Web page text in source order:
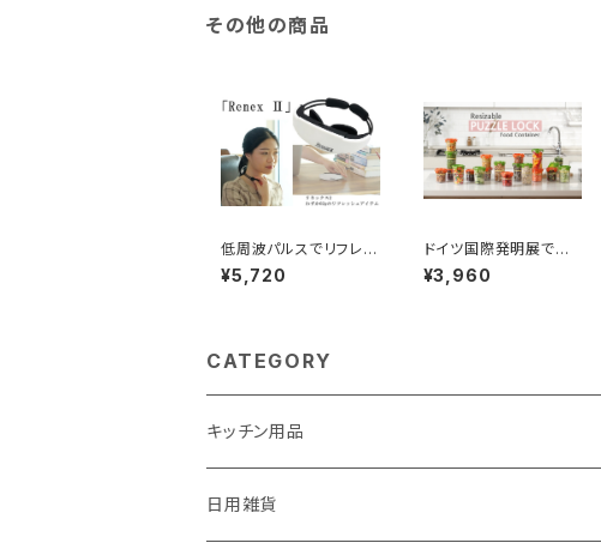
その他の商品
低周波パルスでリフレッ
シュ【リネックス2】
¥5,720
ドイツ国際発明展で金
賞受賞！伸縮自在のフ
ードコンテナ 【パズルロ
¥3,960
CATEGORY
キッチン用品
包丁ナイフなどの刃物専用研ぎ器 ソリングミニDuo
日用雑貨